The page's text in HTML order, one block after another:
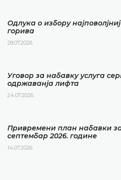
Одлука о избору
горива
28.07.2026.
Уговор за набавку услуга
одржаванја лифта
24.07.2026.
Привремени план набавки
септембар 2026. године
14.07.2026.